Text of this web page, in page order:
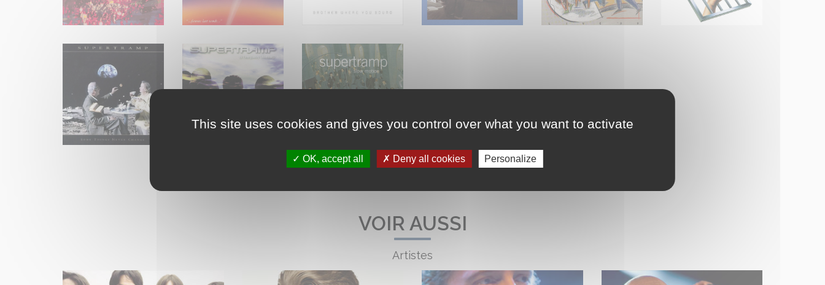
VOIR AUSSI
Artistes
This site uses cookies and gives you control over what you want to activate
OK, accept all Deny all cookies Personalize